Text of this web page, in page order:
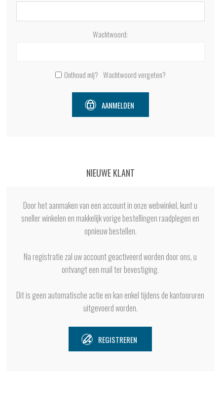
Wachtwoord:
Onthoud mij? Wachtwoord vergeten?
AANMELDEN
NIEUWE KLANT
Door het aanmaken van een account in onze webwinkel, kunt u
sneller winkelen en makkelijk vorige bestellingen raadplegen en
opnieuw bestellen.
Na registratie zal uw account geactiveerd worden door ons, u
ontvangt een mail ter bevestiging.
Dit is geen automatische actie en kan enkel tijdens de kantooruren
uitgevoerd worden.
REGISTREREN